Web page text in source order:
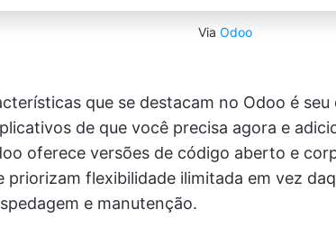
Via Odoo
que se destacam no Odoo é seu
de que você precisa agora e
oferece versões de código aberto e
priorizam flexibilidade ilimitada em vez
e manutenção.